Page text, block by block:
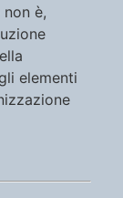
è,
elementi